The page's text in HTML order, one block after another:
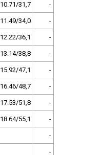
10.71/31,7 -
11.49/34,0 -
12.22/36,1 -
13.14/38,8 -
15.92/47,1 -
16.46/48,7 -
17.53/51,8 -
18.64/55,1 -
-
-